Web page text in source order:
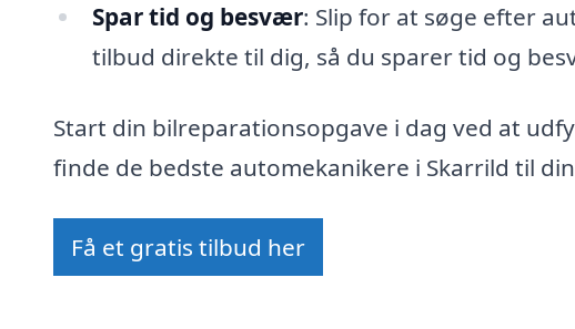
Spar tid og besvær: Slip for at søge efter
tilbud direkte til dig, så du sparer tid og
Start din bilreparationsopgave i dag ved at
finde de bedste automekanikere i Skarrild til
Få et gratis tilbud her